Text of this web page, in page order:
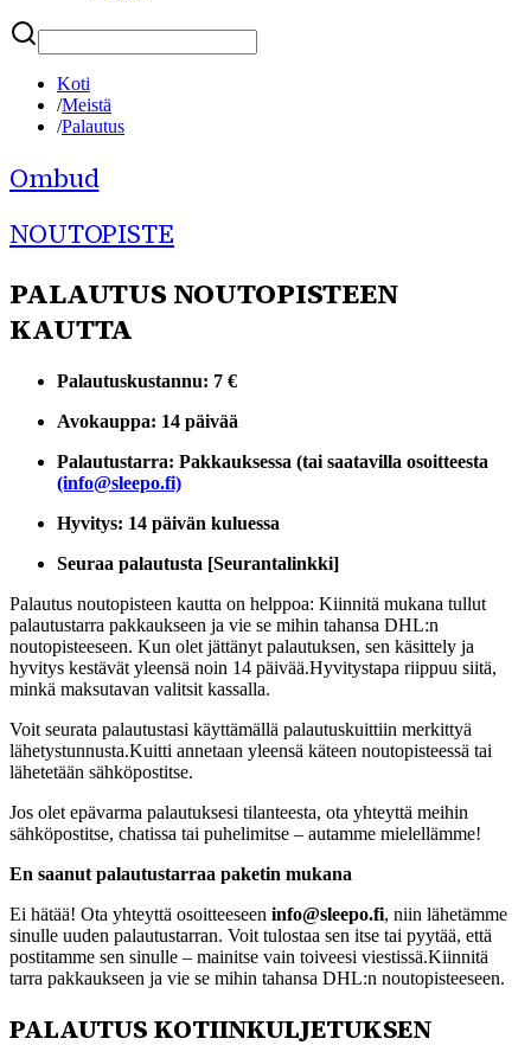
Etsi
Koti
/Meistä
/Palautus
Ombud
NOUTOPISTE
PALAUTUS NOUTOPISTEEN
KAUTTA
Palautuskustannu: 7 €
Avokauppa: 14 päivää
Palautustarra: Pakkauksessa (tai saatavilla osoitteesta
(info@sleepo.fi)
Hyvitys: 14 päivän kuluessa
Seuraa palautusta [Seurantalinkki]
Palautus noutopisteen kautta on helppoa: Kiinnitä mukana tullut
palautustarra pakkaukseen ja vie se mihin tahansa DHL:n
noutopisteeseen. Kun olet jättänyt palautuksen, sen käsittely ja
hyvitys kestävät yleensä noin 14 päivää.Hyvitystapa riippuu siitä,
minkä maksutavan valitsit kassalla.
Voit seurata palautustasi käyttämällä palautuskuittiin merkittyä
lähetystunnusta.Kuitti annetaan yleensä käteen noutopisteessä tai
lähetetään sähköpostitse.
Jos olet epävarma palautuksesi tilanteesta, ota yhteyttä meihin
sähköpostitse, chatissa tai puhelimitse – autamme mielellämme!
En saanut palautustarraa paketin mukana
Ei hätää! Ota yhteyttä osoitteeseen info@sleepo.fi, niin lähetämme
sinulle uuden palautustarran. Voit tulostaa sen itse tai pyytää, että
postitamme sen sinulle – mainitse vain toiveesi viestissä.Kiinnitä
tarra pakkaukseen ja vie se mihin tahansa DHL:n noutopisteeseen.
PALAUTUS KOTIINKULJETUKSEN